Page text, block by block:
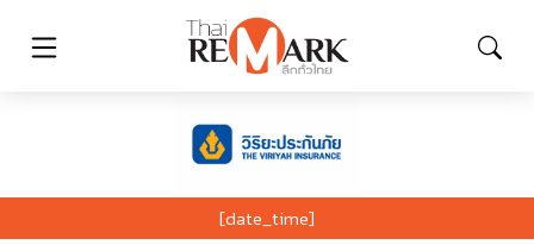
[date_time]